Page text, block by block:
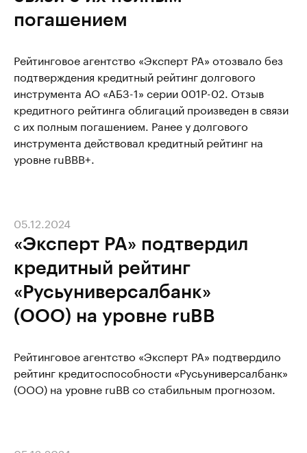
погашением
Рейтинговое агентство «Эксперт РА» отозвало без
подтверждения кредитный рейтинг долгового
инструмента АО «АБЗ-1» серии 001Р-02. Отзыв
кредитного рейтинга облигаций произведен в связи
с их полным погашением. Ранее у долгового
инструмента действовал кредитный рейтинг на
уровне ruВВВ+.
«Эксперт РА» подтвердил
кредитный рейтинг
«Русьуниверсалбанк»
(ООО) на уровне ruBB
05.12.2024
Рейтинговое агентство «Эксперт РА» подтвердило
рейтинг кредитоспособности «Русьуниверсалбанк»
(ООО) на уровне ruBB со стабильным прогнозом.